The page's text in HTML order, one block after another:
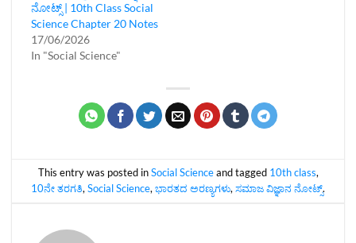
ನೋಟ್ಸ್‌ | 10th Class Social
Science Chapter 20 Notes
17/06/2026
In "Social Science"
This entry was posted inSocial Scienceand tagged 10th class,
10ನೇ ತರಗತಿ, Social Science, ಭಾರತದ ಅರಣ್ಯಗಳು, ಸಮಾಜ ವಿಜ್ಞಾನ ನೋಟ್ಸ್‌.